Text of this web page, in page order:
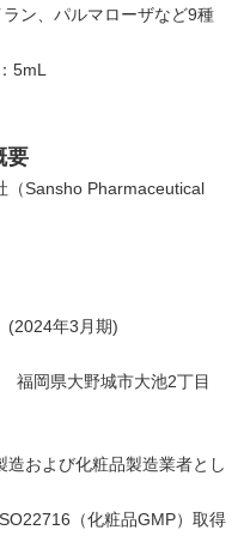
ン、パルマローザなど9種
要
Pharmaceutical
年3月期)
城市大池2丁目
粧品製造業者とし
化粧品GMP）取得